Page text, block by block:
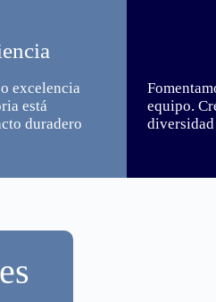
excelencia
está
duradero
equipo.
diversidad